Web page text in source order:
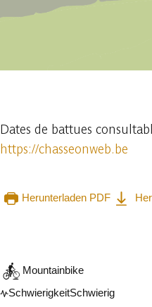
Dates de battues
https://chasseonweb.be
Herunterladen PDF
Mountainbike
SchwierigkeitSchwierig